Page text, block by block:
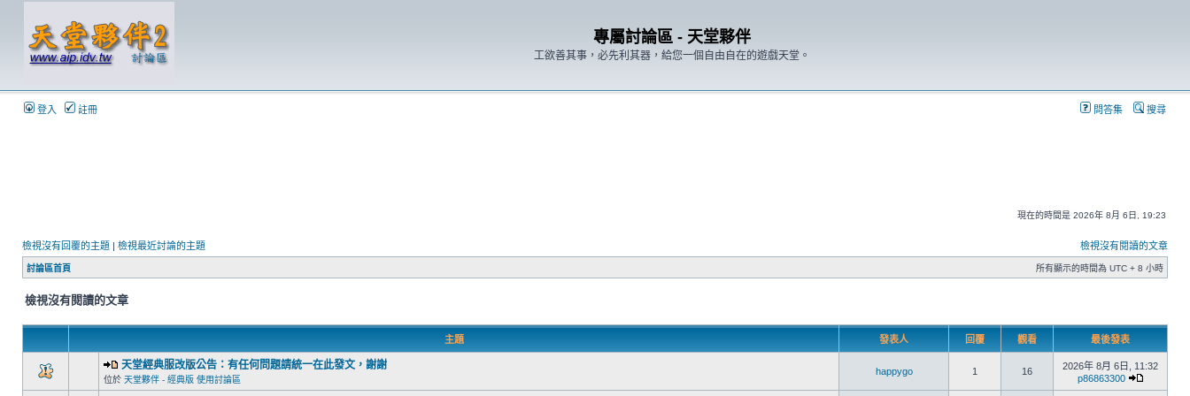
專屬討論區 - 天堂夥伴
工欲善其事，必先利其器，給您一個自由自在的遊戲天堂。
登入 註冊 問答集 搜尋
現在的時間是 2026年 8月 6日, 19:23
檢視沒有回覆的主題 | 檢視最近討論的主題 檢視沒有閱讀的文章
討論區首頁 所有顯示的時間為 UTC + 8 小時
檢視沒有閱讀的文章
主題 發表人 回覆 觀看 最後發表
天堂經典服改版公告：有任何問題請統一在此發文，謝謝
位於 天堂夥伴 - 經典版 使用討論區
happygo 1 16
2026年 8月 6日, 11:32
p86863300